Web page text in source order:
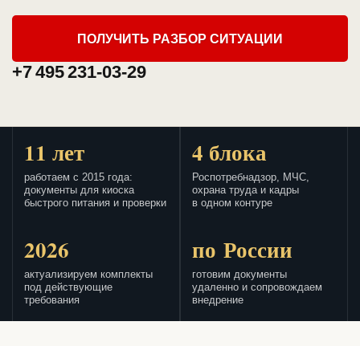
ПОЛУЧИТЬ РАЗБОР СИТУАЦИИ
+7 495 231-03-29
11 лет
работаем с 2015 года:
документы для киоска
быстрого питания и проверки
4 блока
Роспотребнадзор, МЧС,
охрана труда и кадры
в одном контуре
2026
актуализируем комплекты
под действующие
требования
по России
готовим документы
удаленно и сопровождаем
внедрение